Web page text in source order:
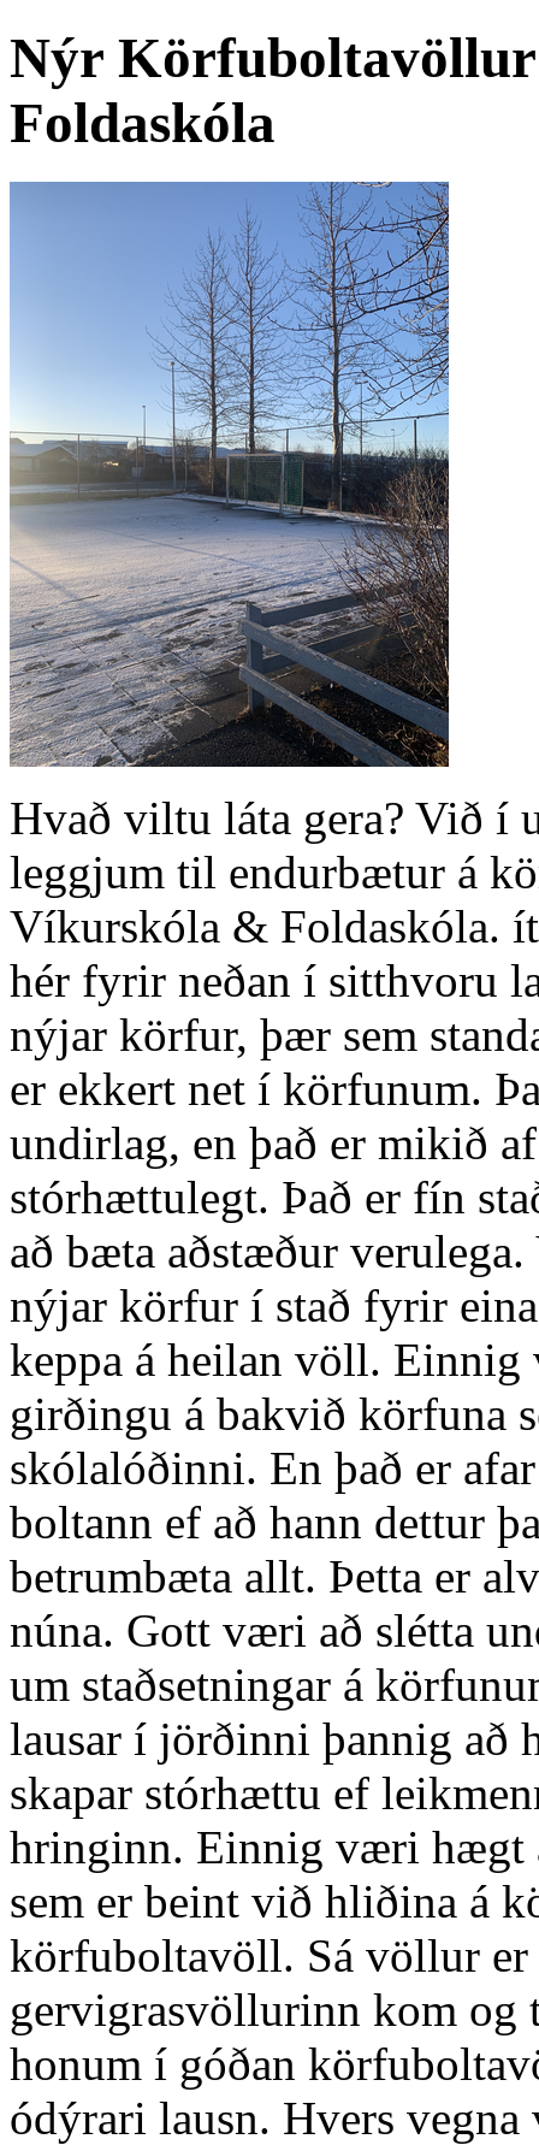
Nýr
Foldaskóla
Hvað viltu láta gera? Við í
leggjum til endurbætur á
Víkurskóla & Foldaskóla.
hér fyrir neðan í sitthvoru
nýjar körfur, þær sem
er ekkert net í körfunum.
undirlag, en það er mikið
stórhættulegt. Það er fín
að bæta aðstæður
nýjar körfur í stað fyrir
keppa á heilan völl. Einnig
girðingu á bakvið körfuna
skólalóðinni. En það er
boltann ef að hann dettur
betrumbæta allt. Þetta er
núna. Gott væri að slétta
um staðsetningar á
lausar í jörðinni þannig að
skapar stórhættu ef
hringinn. Einnig væri hægt
sem er beint við hliðina á
körfuboltavöll. Sá völlur
gervigrasvöllurinn kom
honum í góðan
ódýrari lausn. Hvers vegna